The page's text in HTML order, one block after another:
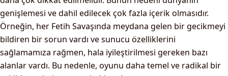
genişlemesi ve dahil edilecek çok fazla içerik olmasıdır.
Örneğin, her Fetih Savaşında meydana gelen bir gecikmeyi
bildiren bir sorun vardı ve sunucu özelliklerini
sağlamamıza rağmen, hala iyileştirilmesi gereken bazı
alanlar vardı. Bu nedenle, oyunu daha temel ve radikal bir